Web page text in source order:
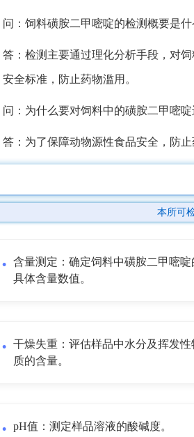
问：饲料磺胺二甲嘧啶的检测概要是什
答：检测主要通过理化分析手段，对
安全标准，防止药物滥用。
问：为什么要对饲料中的磺胺二甲嘧啶
答：为了保障动物源性食品安全，防
本所可
含量测定：确定饲料中磺胺二甲嘧啶
具体含量数值。
干燥失重：评估样品中水分及挥发性
质的含量。
pH值：测定样品溶液的酸碱度。